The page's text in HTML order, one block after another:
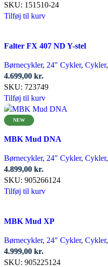
SKU: 151510-24
Tilføj til kurv
Falter FX 407 ND Y-stel
Børnecykler, 24" Cykler, Cykler,
4.699,00 kr.
SKU: 723749
Tilføj til kurv
NEW
MBK Mud DNA
Børnecykler, 24" Cykler, Cykler,
4.899,00 kr.
SKU: 905266124
Tilføj til kurv
MBK Mud XP
Børnecykler, 24" Cykler, Cykler,
4.999,00 kr.
SKU: 905225124